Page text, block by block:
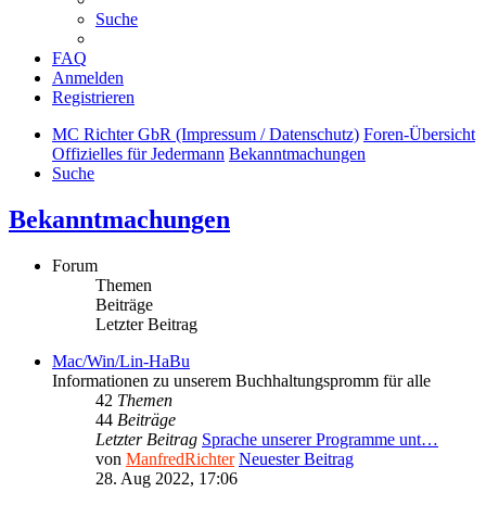
Suche
FAQ
Anmelden
Registrieren
MC Richter GbR (Impressum / Datenschutz) Foren-Übersicht
Offizielles für Jedermann Bekanntmachungen
Suche
Bekanntmachungen
Forum
Themen
Beiträge
Letzter Beitrag
Mac/Win/Lin-HaBu
Informationen zu unserem Buchhaltungspromm für alle
42 Themen
44 Beiträge
Letzter Beitrag Sprache unserer Programme unt…
von ManfredRichter Neuester Beitrag
28. Aug 2022, 17:06